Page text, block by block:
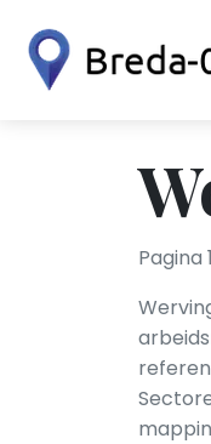
Pagina 1